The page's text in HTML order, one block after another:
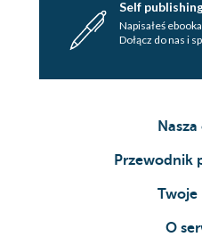
Self
Napisałeś
Dołącz do nas i
Przewodnik
O